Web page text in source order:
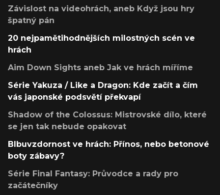
Závislost na videohrách, aneb Když jsou hry
špatný pán
20 nejpamětihodnějších milostných scén ve
hrách
Aim Down Sights aneb Jak ve hrách míříme
Série Yakuza / Like a Dragon: Kde začít a čím
vás japonské podsvětí překvapí
Shadow of the Colossus: Mistrovské dílo, které
se jen tak nebude opakovat
Blbuvzdornost ve hrách: Přínos, nebo betonové
boty zábavy?
Série Final Fantasy: Průvodce a rady pro
začátečníky